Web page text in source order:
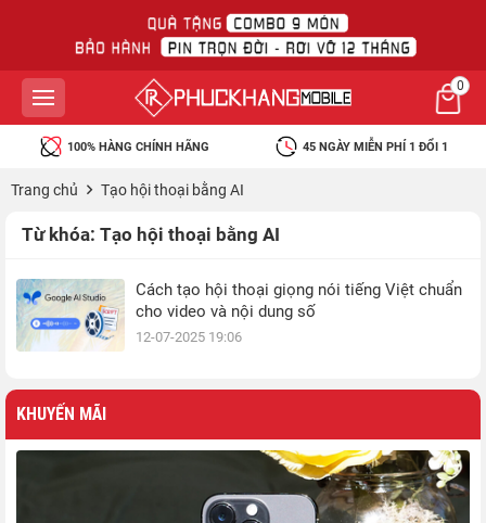
0
100% HÀNG CHÍNH HÃNG 45 NGÀY MIỄN PHÍ 1 ĐỔI 1
Trang chủ Tạo hội thoại bằng AI
Từ khóa: Tạo hội thoại bằng AI
Cách tạo hội thoại giọng nói tiếng Việt chuẩn
cho video và nội dung số
12-07-2025 19:06
KHUYẾN MÃI